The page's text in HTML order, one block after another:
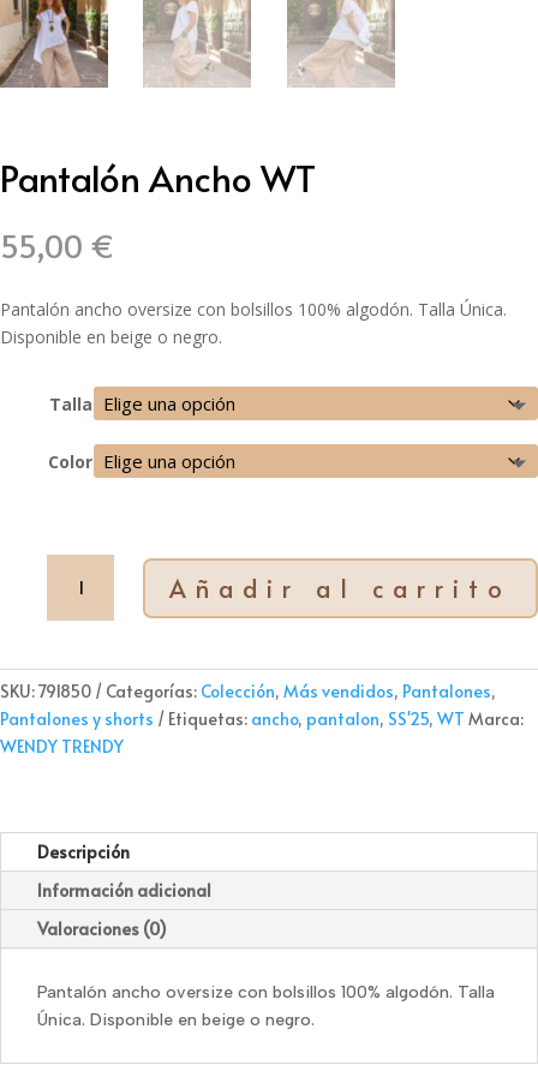
Pantalón Ancho WT
55,00 €
Pantalón ancho oversize con bolsillos 100% algodón. Talla Única.
Disponible en beige o negro.
Talla
Color
Ancho
WT
Añadir al carrito
SKU:791850 Categorías: Colección, Más vendidos, Pantalones,
Pantalones y shorts
Etiquetas: ancho, pantalon, SS'25, WT Marca:
WENDY TRENDY
Descripción
Información adicional
Valoraciones (0)
Pantalón ancho oversize con bolsillos 100% algodón. Talla
Única. Disponible en beige o negro.